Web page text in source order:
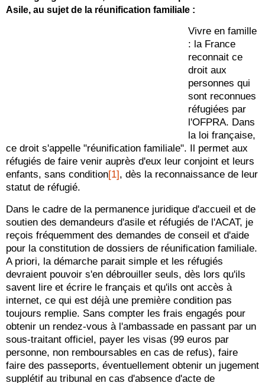
Asile, au sujet de la réunification familiale :
Vivre en famille
: la France
reconnait ce
droit aux
personnes qui
sont reconnues
réfugiées par
l'OFPRA. Dans
la loi française,
ce droit s'appelle "réunification familiale". Il permet aux
réfugiés de faire venir auprès d'eux leur conjoint et leurs
enfants, sans condition[1], dès la reconnaissance de leur
statut de réfugié.
Dans le cadre de la permanence juridique d'accueil et de
soutien des demandeurs d'asile et réfugiés de l'ACAT, je
reçois fréquemment des demandes de conseil et d'aide
pour la constitution de dossiers de réunification familiale.
A priori, la démarche parait simple et les réfugiés
devraient pouvoir s'en débrouiller seuls, dès lors qu'ils
savent lire et écrire le français et qu'ils ont accès à
internet, ce qui est déjà une première condition pas
toujours remplie. Sans compter les frais engagés pour
obtenir un rendez-vous à l'ambassade en passant par un
sous-traitant officiel, payer les visas (99 euros par
personne, non remboursables en cas de refus), faire
faire des passeports, éventuellement obtenir un jugement
supplétif au tribunal en cas d'absence d'acte de